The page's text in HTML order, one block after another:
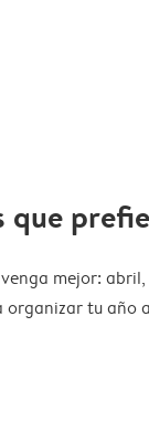
que
mejor:
tu año